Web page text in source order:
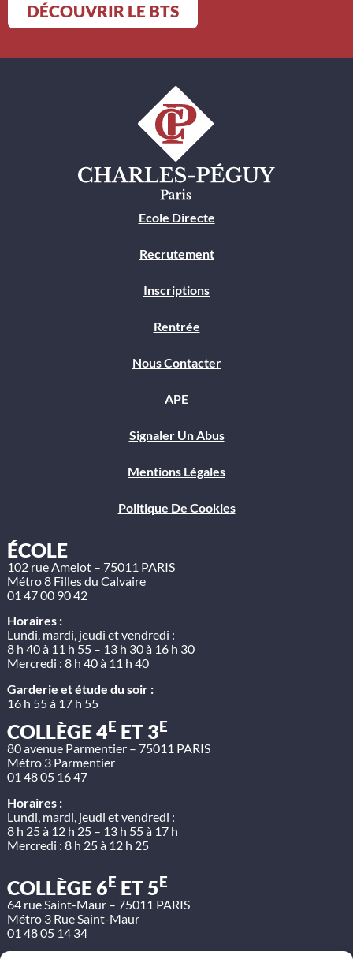
DÉCOUVRIR LE BTS
Ecole Directe
Recrutement
Inscriptions
Rentrée
Nous Contacter
APE
Signaler Un Abus
Mentions Légales
Politique De Cookies
ÉCOLE
102 rue Amelot – 75011 PARIS
Métro 8 Filles du Calvaire
01 47 00 90 42
Horaires :
Lundi, mardi, jeudi et vendredi :
8 h 40 à 11 h 55 – 13 h 30 à 16 h 30
Mercredi : 8 h 40 à 11 h 40
Garderie et étude du soir :
16 h 55 à 17 h 55
COLLÈGE 4E ET 3E
80 avenue Parmentier – 75011 PARIS
Métro 3 Parmentier
01 48 05 16 47
Horaires :
Lundi, mardi, jeudi et vendredi :
8 h 25 à 12 h 25 – 13 h 55 à 17 h
Mercredi : 8 h 25 à 12 h 25
COLLÈGE 6E ET 5E
64 rue Saint-Maur – 75011 PARIS
Métro 3 Rue Saint-Maur
01 48 05 14 34